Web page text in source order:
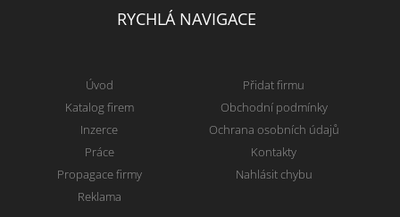
RYCHLÁ NAVIGACE
Úvod
Katalog firem
Inzerce
Práce
Propagace firmy
Reklama
Přidat firmu
Obchodní podmínky
Ochrana osobních údajů
Kontakty
Nahlásit chybu